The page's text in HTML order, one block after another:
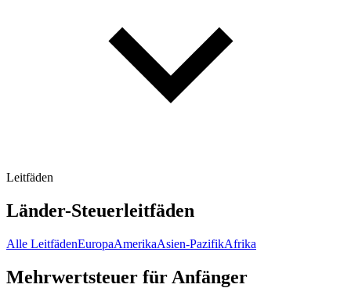
Leitfäden
Länder-Steuerleitfäden
Alle LeitfädenEuropaAmerikaAsien-PazifikAfrika
Mehrwertsteuer für Anfänger